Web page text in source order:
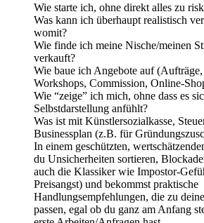
Wie starte ich, ohne direkt alles zu
Was kann ich überhaupt realistisch
womit?
Wie finde ich meine Nische/meinen
verkauft?
Wie baue ich Angebote auf
Workshops, Commission, Online-
Wie “zeige” ich mich, ohne dass es
Selbstdarstellung anfühlt?
Was ist mit Künstlersozialkasse,
Businessplan (z.B. für
In einem geschützten,
du Unsicherheiten sortieren,
auch die Klassiker wie Impostor-
Preisangst) und bekommst praktische
Handlungsempfehlungen, die zu
passen, egal ob du ganz am Anfang